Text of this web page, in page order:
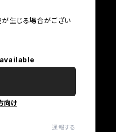
生じる場合がござい
向け
通報する